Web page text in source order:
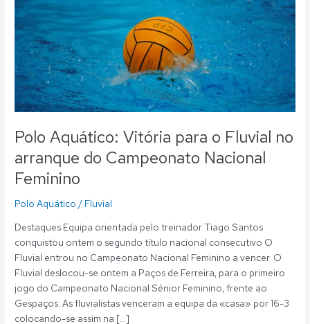
Polo Aquático: Vitória para o Fluvial no
arranque do Campeonato Nacional
Feminino
Polo Aquático / Fluvial
Destaques Equipa orientada pelo treinador Tiago Santos
conquistou ontem o segundo título nacional consecutivo O
Fluvial entrou no Campeonato Nacional Feminino a vencer. O
Fluvial deslocou-se ontem a Paços de Ferreira, para o primeiro
jogo do Campeonato Nacional Sénior Feminino, frente ao
Gespaços. As fluvialistas venceram a equipa da «casa» por 16-3
colocando-se assim na […]
Fluvial
arranque
Campeonato
Nacional
Feminino